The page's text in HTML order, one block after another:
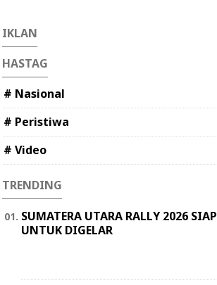
IKLAN
HASTAG
# Nasional
# Peristiwa
# Video
TRENDING
SUMATERA UTARA RALLY 2026 SIAP
UNTUK DIGELAR